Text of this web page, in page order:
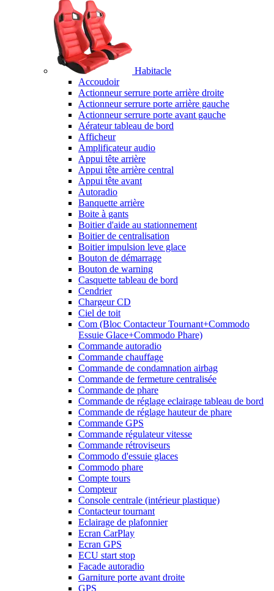
Habitacle
Accoudoir
Actionneur serrure porte arrière droite
Actionneur serrure porte arrière gauche
Actionneur serrure porte avant gauche
Aérateur tableau de bord
Afficheur
Amplificateur audio
Appui tête arrière
Appui tête arrière central
Appui tête avant
Autoradio
Banquette arrière
Boite à gants
Boitier d'aide au stationnement
Boitier de centralisation
Boitier impulsion leve glace
Bouton de démarrage
Bouton de warning
Casquette tableau de bord
Cendrier
Chargeur CD
Ciel de toit
Com (Bloc Contacteur Tournant+Commodo
Essuie Glace+Commodo Phare)
Commande autoradio
Commande chauffage
Commande de condamnation airbag
Commande de fermeture centralisée
Commande de phare
Commande de réglage eclairage tableau de bord
Commande de réglage hauteur de phare
Commande GPS
Commande régulateur vitesse
Commande rétroviseurs
Commodo d'essuie glaces
Commodo phare
Compte tours
Compteur
Console centrale (intérieur plastique)
Contacteur tournant
Eclairage de plafonnier
Ecran CarPlay
Ecran GPS
ECU start stop
Facade autoradio
Garniture porte avant droite
GPS